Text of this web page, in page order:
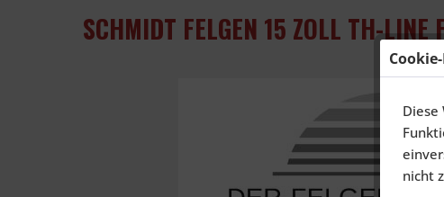
SCHMIDT FELGEN 15 ZOLL TH-
Diese
nicht